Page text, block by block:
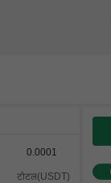
0.0001
टोटल(USDT)